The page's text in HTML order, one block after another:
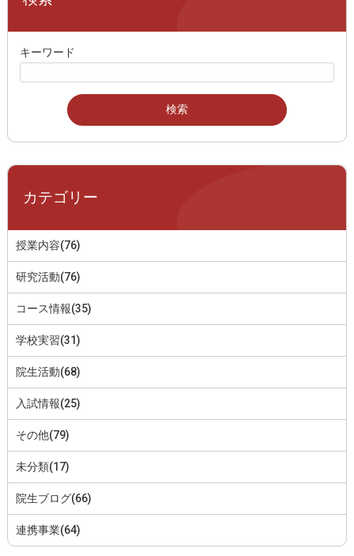
キーワード
カテゴリー
授業内容(76)
研究活動(76)
コース情報(35)
学校実習(31)
院生活動(68)
入試情報(25)
その他(79)
未分類(17)
院生ブログ(66)
連携事業(64)